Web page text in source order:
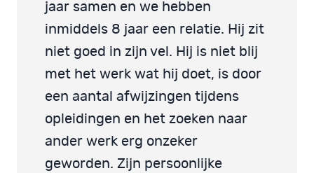
jaar samen en we hebben
inmiddels 8 jaar een relatie. Hij zit
niet goed in zijn vel. Hij is niet blij
met het werk wat hij doet, is door
een aantal afwijzingen tijdens
opleidingen en het zoeken naar
ander werk erg onzeker
geworden. Zijn persoonlijke